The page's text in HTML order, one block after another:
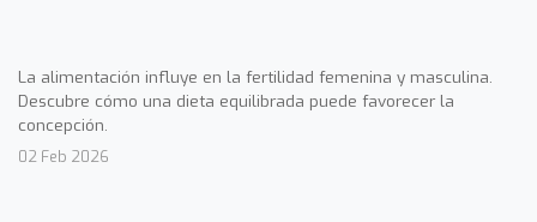
La alimentación influye en la fertilidad femenina y masculina.
Descubre cómo una dieta equilibrada puede favorecer la
concepción.
02 Feb 2026